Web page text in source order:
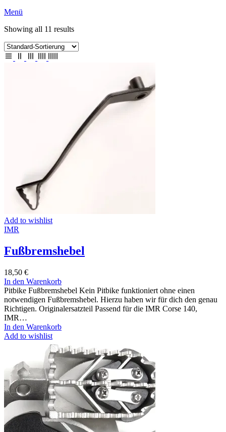
Menü
Showing all 11 results
Add to wishlist
IMR
Fußbremshebel
18,50 €
In den Warenkorb
Pitbike Fußbremshebel Kein Pitbike funktioniert ohne einen
notwendigen Fußbremshebel. Hierzu haben wir für dich den genau
Richtigen. Originalersatzteil Passend für die IMR Corse 140,
IMR…
In den Warenkorb
Add to wishlist